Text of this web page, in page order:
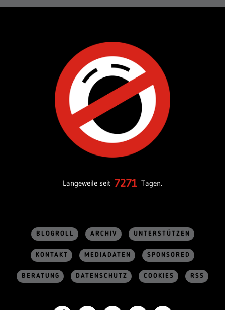
Langeweile seit 7271 Tagen.
BLOGROLL ARCHIV UNTERSTÜTZEN
KONTAKT MEDIADATEN SPONSORED
BERATUNG DATENSCHUTZ COOKIES RSS